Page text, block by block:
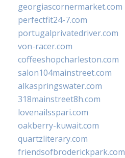
georgiascornermarket.com
perfectfit24-7.com
portugalprivatedriver.com
von-racer.com
coffeeshopcharleston.com
salon104mainstreet.com
alkaspringswater.com
318mainstreet8h.com
lovenailsspari.com
oakberry-kuwait.com
quartzliterary.com
friendsofbroderickpark.com